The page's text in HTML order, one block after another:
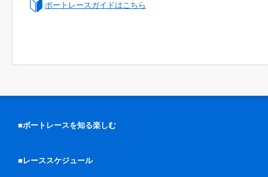
ボートレースガイドはこちら
■ボートレースを知る楽しむ
■レーススケジュール